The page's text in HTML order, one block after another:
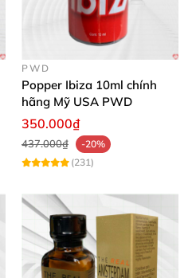
PWD
Popper Ibiza 10ml chính
hãng Mỹ USA PWD
350.000₫
437.000₫
-20%
(231)